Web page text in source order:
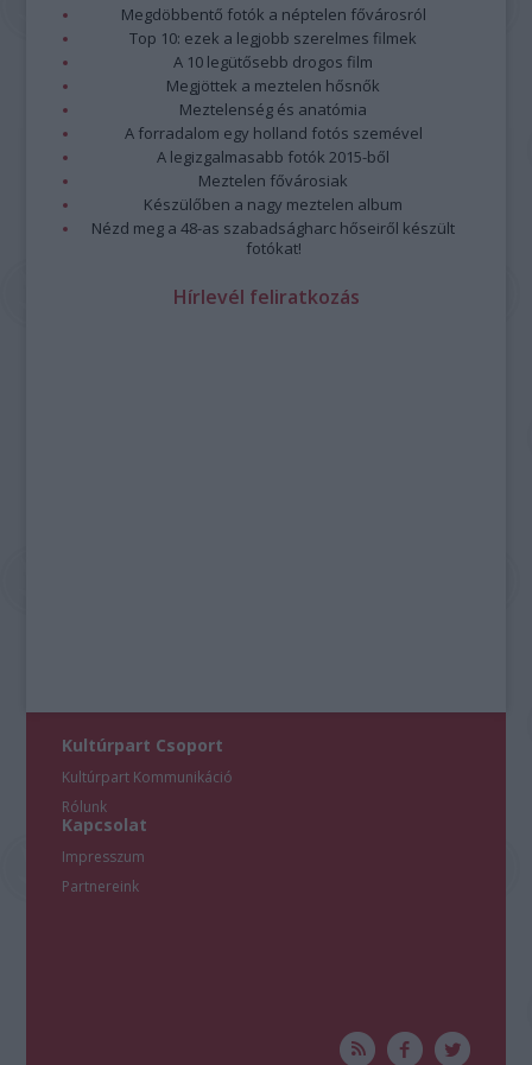
Megdöbbentő fotók a néptelen fővárosról
Top 10: ezek a legjobb szerelmes filmek
A 10 legütősebb drogos film
Megjöttek a meztelen hősnők
Meztelenség és anatómia
A forradalom egy holland fotós szemével
A legizgalmasabb fotók 2015-ből
Meztelen fővárosiak
Készülőben a nagy meztelen album
Nézd meg a 48-as szabadságharc hőseiről készült
fotókat!
Hírlevél feliratkozás
Kultúrpart Csoport
Kultúrpart Kommunikáció
Rólunk
Kapcsolat
Impresszum
Partnereink